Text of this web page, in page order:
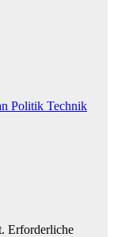
Politik Technik
Erforderliche